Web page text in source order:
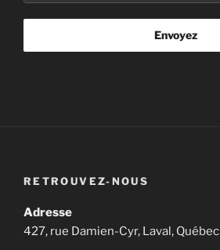
Envoyez
RETROUVEZ-NOUS
Adresse
427, rue Damien-Cyr, Laval, Québec